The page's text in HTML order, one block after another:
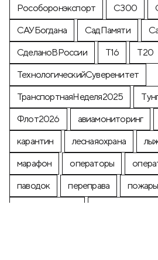
Рособоронэкспорт
С300
САУБогдана
СадПамяти
СделаноВРоссии
Т16
Т20
ТехнологическийСуверенитет
ТранспортнаяНеделя2025
Флот2026
авиамониторинг
карантин
леснаяохрана
марафон
операторы
паводок
переправа пожары